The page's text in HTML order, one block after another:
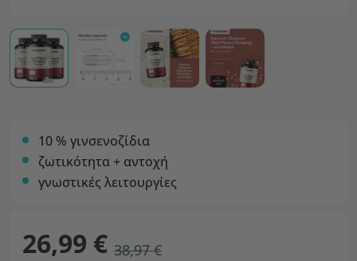
10 % γινσενοζίδια
ζωτικότητα + αντοχή
γνωστικές λειτουργίες
26,99 € 38,97 €